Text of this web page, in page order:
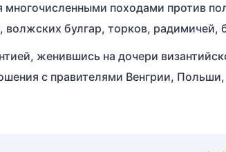
походами против
волжских булгар, торков, радимичей,
женившись на дочери
с правителями Венгрии,